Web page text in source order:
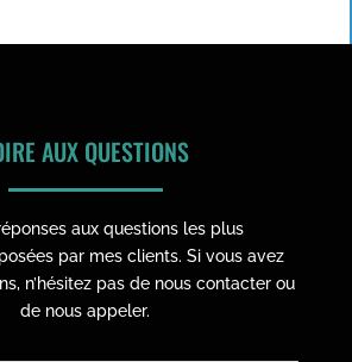
AUX QUESTIONS
aux questions les plus
par mes clients. Si vous avez
n’hésitez pas de nous contacter ou
de nous appeler.